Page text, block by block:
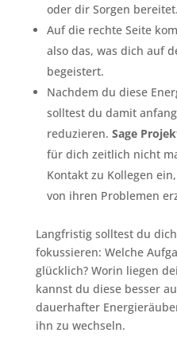
oder dir Sorgen bereitet.
Auf die rechte Seite
also das, was dich auf
begeistert.
Nachdem du diese
solltest du damit
reduzieren. Sage
für dich zeitlich nicht
Kontakt zu Kollegen
von ihren Problemen
Langfristig solltest du
fokussieren: Welche
glücklich? Worin liegen
kannst du diese besser
dauerhafter
ihn zu wechseln.